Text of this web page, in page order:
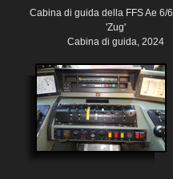
Cabina di guida della FFS Ae 6/
'Zug'
Cabina di guida, 2024